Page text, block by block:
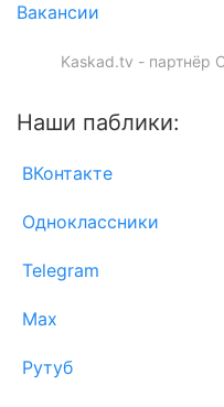
Вакансии
Kaskad.tv - партнёр
Наши паблики:
ВКонтакте
Одноклассники
Telegram
Max
Рутуб